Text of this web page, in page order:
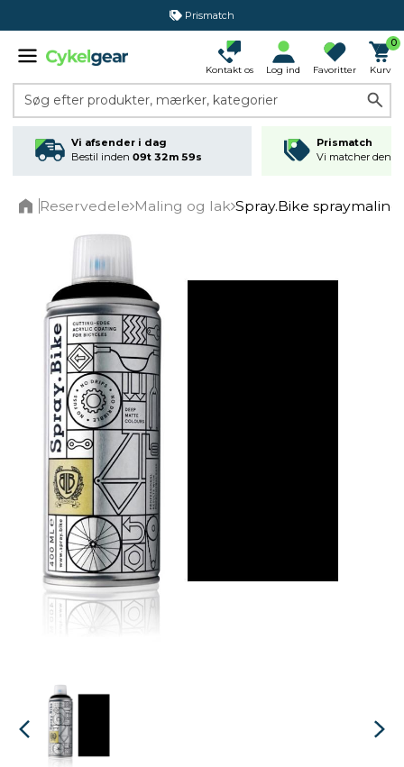
Prismatch
Kontakt os Log ind Favoritter
0
Kurv
Søg efter produkter, mærker, kategorier
Vi afsender i dag
Bestil inden 09t 32m 59s
Prismatch
Vi matcher den
Reservedele Maling og lak Spray.Bike